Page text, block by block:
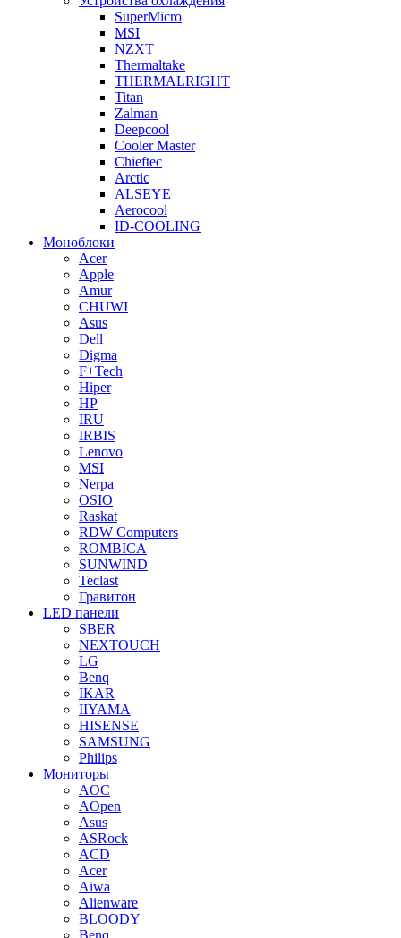
SuperMicro
MSI
NZXT
Thermaltake
THERMALRIGHT
Titan
Zalman
Deepcool
Cooler Master
Chieftec
Arctic
ALSEYE
Aerocool
ID-COOLING
Моноблоки
Acer
Apple
Amur
CHUWI
Asus
Dell
Digma
F+Tech
Hiper
HP
IRU
IRBIS
Lenovo
MSI
Nerpa
OSIO
Raskat
RDW Computers
ROMBICA
SUNWIND
Teclast
Гравитон
LED панели
SBER
NEXTOUCH
LG
Benq
IKAR
IIYAMA
HISENSE
SAMSUNG
Philips
Мониторы
AOC
AOpen
Asus
ASRock
ACD
Acer
Aiwa
Alienware
BLOODY